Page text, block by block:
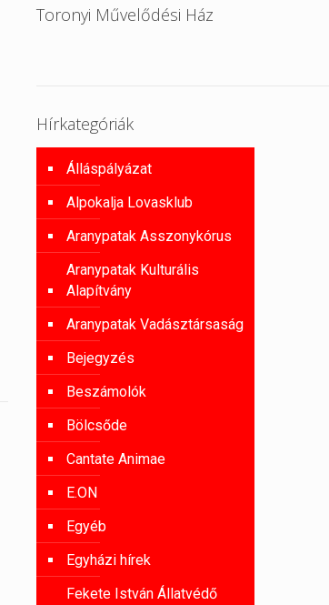
Toronyi Művelődési Ház
Hírkategóriák
Álláspályázat
Alpokalja Lovasklub
Aranypatak Asszonykórus
Aranypatak Kulturális
Alapítvány
Aranypatak Vadásztársaság
Bejegyzés
Beszámolók
Bölcsőde
Cantate Animae
E.ON
Egyéb
Egyházi hírek
Fekete István Állatvédő